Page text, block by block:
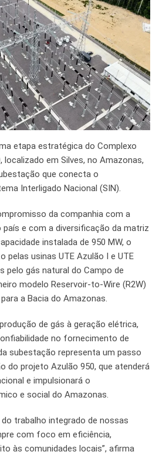
etapa estratégica do Complexo
localizado em Silves, no Amazonas,
que conecta o
Interligado Nacional (SIN).
da companhia com a
país e com a diversificação da matriz
instalada de 950 MW, o
pelas usinas UTE Azulão I e UTE
pelo gás natural do Campo de
modelo Reservoir-to-Wire (R2W)
a Bacia do Amazonas.
de gás à geração elétrica,
no fornecimento de
subestação representa um passo
do projeto Azulão 950, que atenderá
e impulsionará o
e social do Amazonas.
trabalho integrado de nossas
com foco em eficiência,
às comunidades locais”, afirma